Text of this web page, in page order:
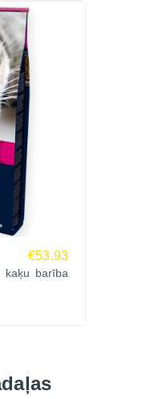
€53.93
kaķu barība